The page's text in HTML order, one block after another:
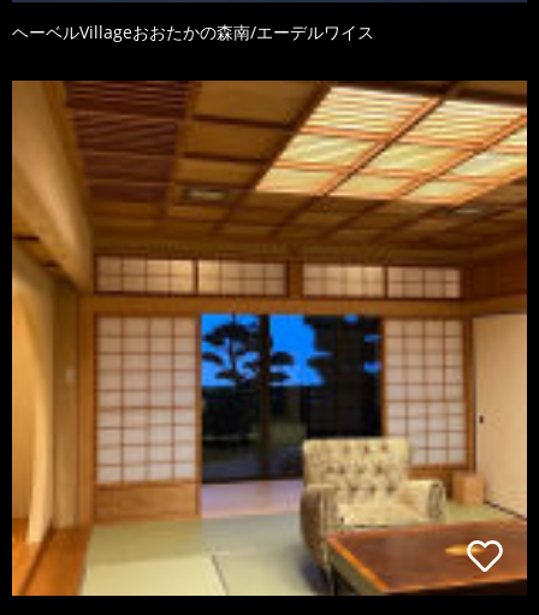
ヘーベルVillageおおたかの森南/エーデルワイス